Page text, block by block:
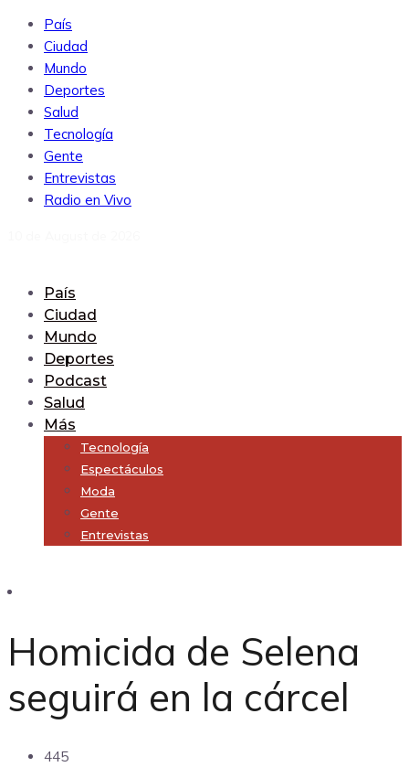
País
Ciudad
Mundo
Deportes
Salud
Tecnología
Gente
Entrevistas
Radio en Vivo
País
Ciudad
Mundo
Deportes
Podcast
Salud
Más
Tecnología
Espectáculos
Moda
Gente
Entrevistas
Homicida de Selena
seguirá en la cárcel
445